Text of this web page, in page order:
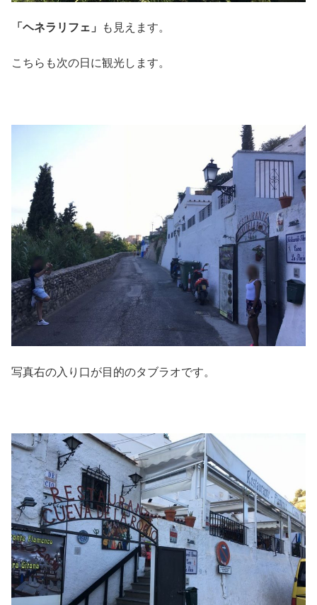
「ヘネラリフェ」 も見えます。
こちらも次の日に観光します。
写真右の入り口が目的のタブラオです。